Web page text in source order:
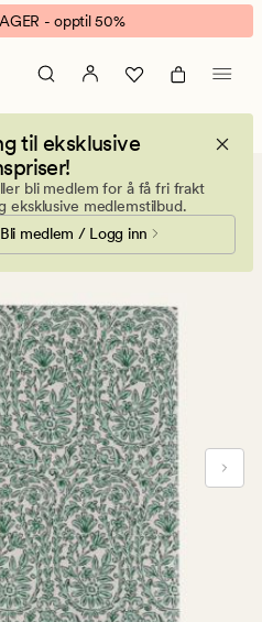
- opptil 50%
til eksklusive
bli medlem for å få fri frakt
eksklusive medlemstilbud.
Bli medlem / Logg inn